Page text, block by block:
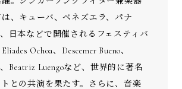
、キューバ、ベネズエラ、パナ
日本などで開催されるフェスティバ
Ochoa、Descemer Bueno、
、Beatriz Luengoなど、世界的に著名
との共演を果たす。さらに、音楽